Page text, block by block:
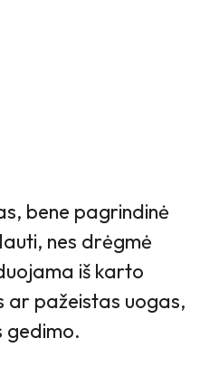
bene pagrindinė
nes drėgmė
iš karto
ar pažeistas uogas,
gedimo.